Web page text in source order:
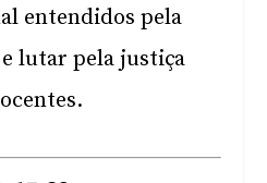
entendidos pela
lutar pela justiça